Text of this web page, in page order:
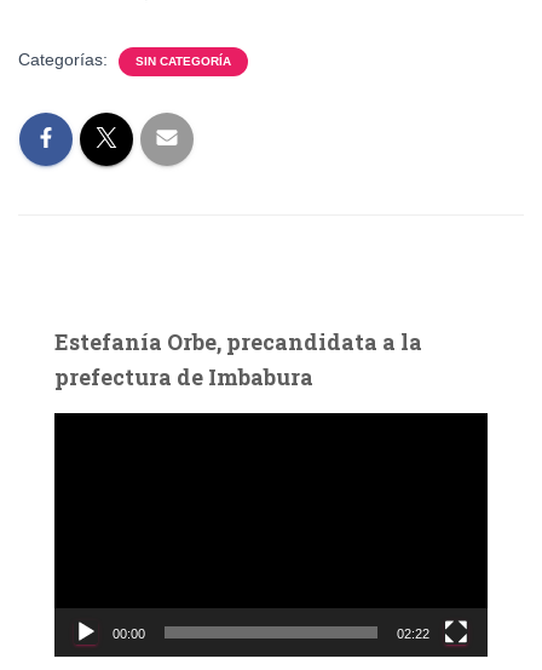
Categorías: SIN CATEGORÍA
Estefanía Orbe, precandidata a la
prefectura de Imbabura
c
00:00 02:22